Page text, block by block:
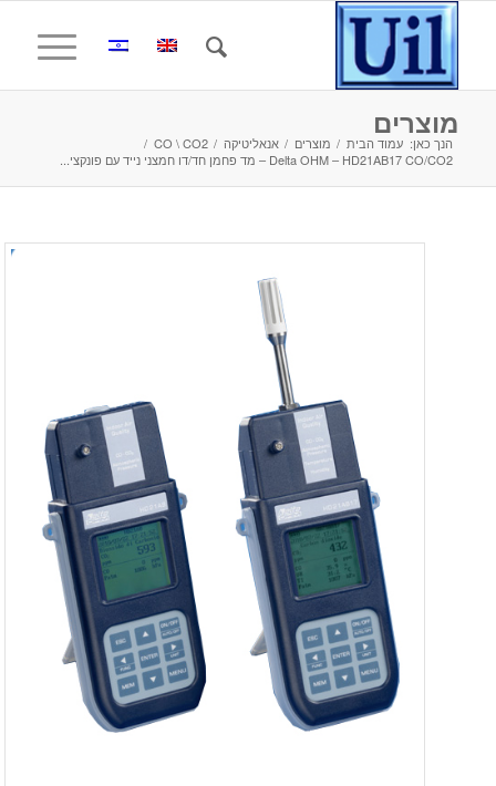
מוצרים
הנך כאן: עמוד הבית / מוצרים / אנאליטיקה /
CO \ CO2
/
Delta OHM – HD21AB17 CO/CO2 – מד פחמן חד/דו חמצני נייד עם פונקצי...